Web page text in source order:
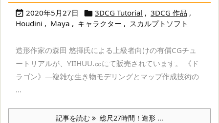
 2020年5月27日  3DCG Tutorial , 3DCG 作品 ,
Houdini , Maya , キャラクター , スカルプトソフト
造形作家の森田 悠揮氏による上級者向けの有償CGチュ
ートリアルが、YIIHUU.㏄にて販売されています。 《ド
ラゴン》―複雑な生き物モデリングとマップ作成技術の
...
記事を読む 総尺27時間！造形 ...